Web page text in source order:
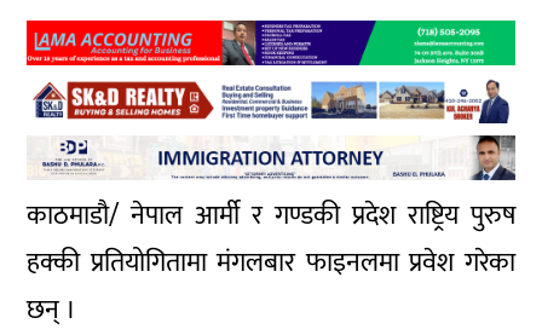
काठमाडौ/ नेपाल आर्मी र गण्डकी प्रदेश राष्ट्रिय पुरुष
हक्की प्रतियोगितामा मंगलबार फाइनलमा प्रवेश गरेका
छन् ।